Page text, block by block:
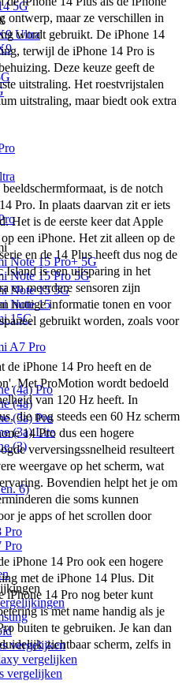
5G
Ultra
Note 15 Pro+ 5G
Note 15 Pro 5G
Note 15 5G
Note 15
15C
A7 Pro
(4a) Pro
(4a)
(3a) Pro
(3a) Lite
(3)
6)
Pro
Pro
vergelijken
vergelijken
vergelijken
ontwerp, maar ze verschillen in
wordt gebruikt. De iPhone 14
terwijl de iPhone 14 Pro is
Deze keuze geeft de
uitstraling. Het roestvrijstalen
uitstraling, maar biedt ook extra
is de notch
Pro. In plaats daarvan zit er iets
Het is de eerste keer dat Apple
een iPhone. Het zit alleen op de
en de 14 Plus heeft dus nog de
is een uitsparing in het
en meerdere sensoren zijn
nuttige informatie tonen en voor
gebruikt worden, zoals voor
de iPhone 14 Pro heeft en de
Met ProMotion wordt bedoeld
van 120 Hz heeft. In
die nog steeds een 60 Hz scherm
14 Pro dus een hogere
verversingssnelheid resulteert
weergave op het scherm, wat
Bovendien helpt het je om
die soms kunnen
je apps of het scrollen door
iPhone 14 Pro ook een hogere
met de iPhone 14 Plus. Dit
iPhone 14 Pro nog beter kunt
is met name handig als je
buiten te gebruiken. Je kan dan
zichtbaar scherm, zelfs in